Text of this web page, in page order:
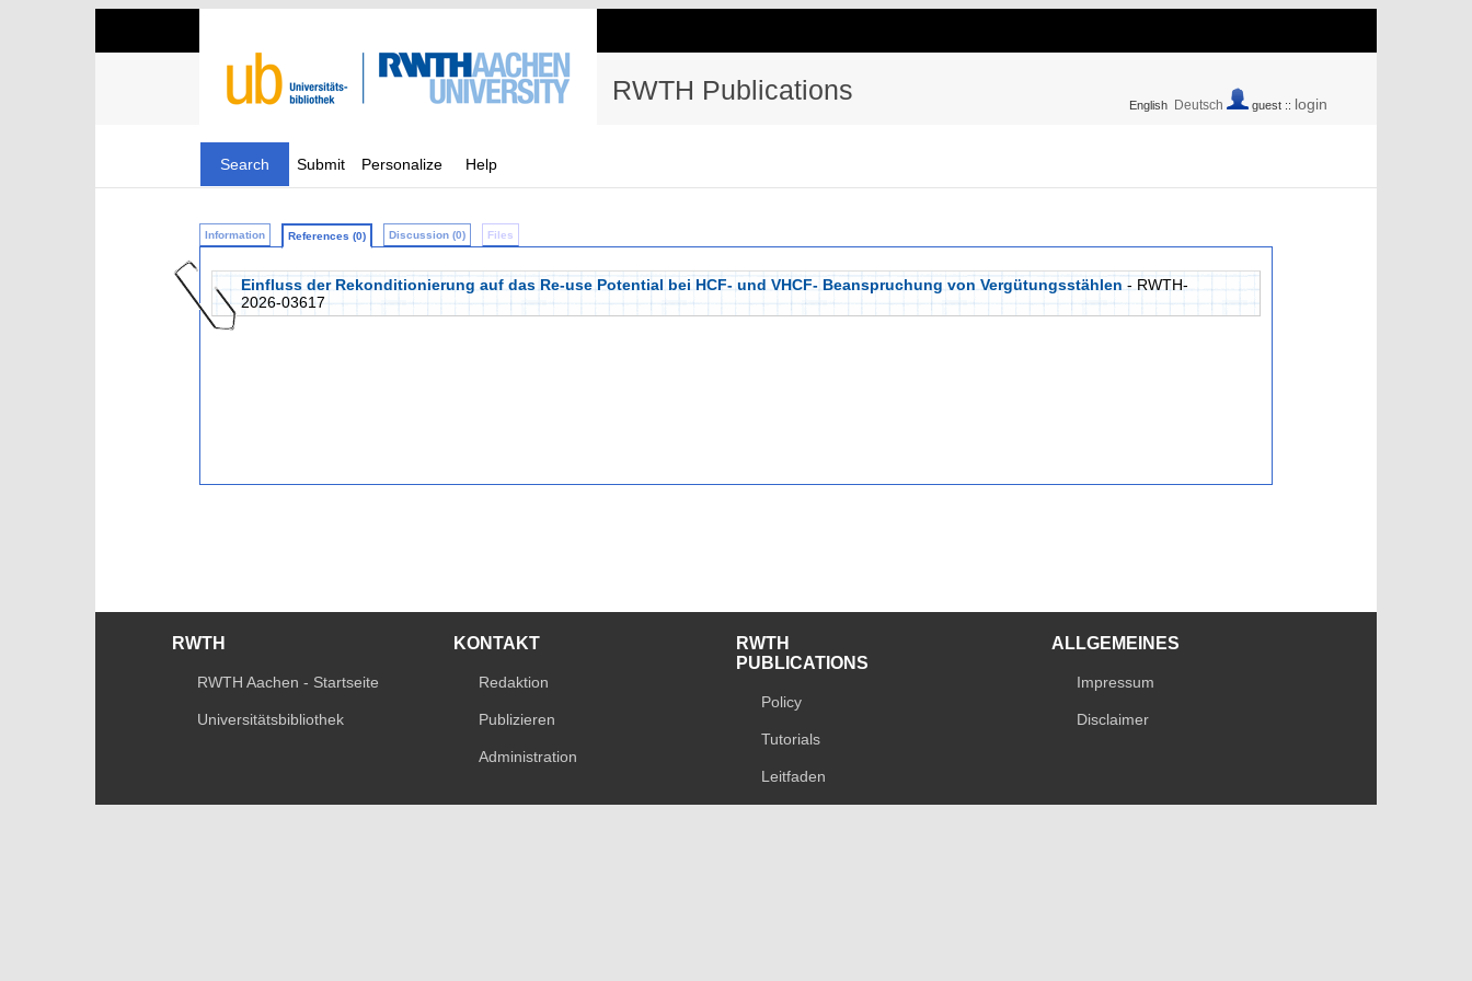
RWTH Publications English Deutsch guest :: login
Search Submit Personalize Help
Information References (0) Discussion (0) Files
Einfluss der Rekonditionierung auf das Re-use Potential bei HCF- und VHCF- Beanspruchung von Vergütungsstählen - RWTH-
2026-03617
RWTH
RWTH Aachen - Startseite
Universitätsbibliothek
KONTAKT
Redaktion
Publizieren
Administration
RWTH
PUBLICATIONS
Policy
Tutorials
Leitfaden
ALLGEMEINES
Impressum
Disclaimer